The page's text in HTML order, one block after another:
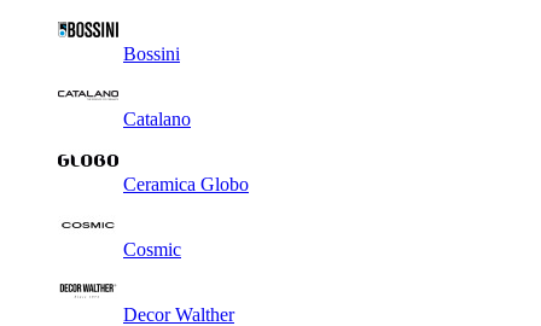
Bossini
Catalano
Ceramica Globo
Cosmic
Decor Walther